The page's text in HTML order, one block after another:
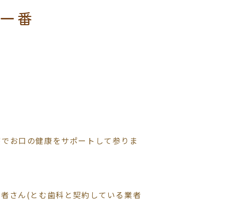
番
お口の健康をサポートして参りま
さん(とむ歯科と契約している業者